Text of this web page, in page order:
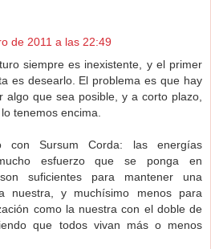
de 2011 a las 22:49
siempre es inexistente, y el primer
es desearlo. El problema es que hay
algo que sea posible, y a corto plazo,
tenemos encima.
con Sursum Corda: las energías
esfuerzo que se ponga en
suficientes para mantener una
nuestra, y muchísimo menos para
como la nuestra con el doble de
que todos vivan más o menos